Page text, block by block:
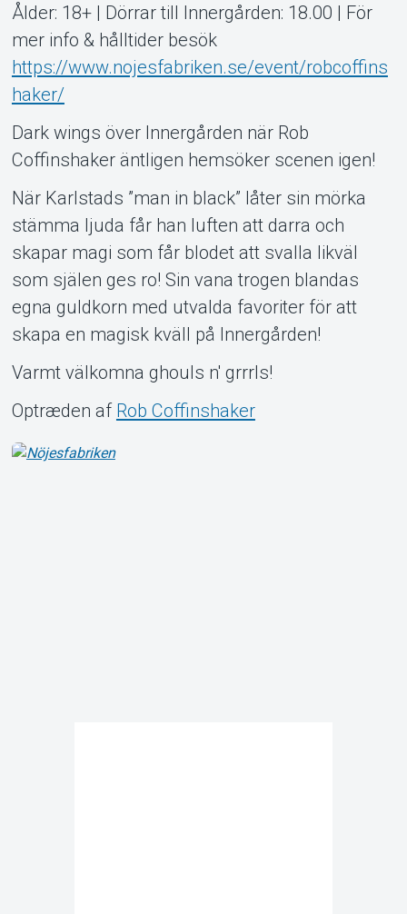
Support
Om Tickster
Ålder: 18+ | Dörrar till Innergården: 18.00 | För
mer info & hålltider besök
https://www.nojesfabriken.se/event/robcoffins
haker/
Dark wings över Innergården när Rob
Coffinshaker äntligen hemsöker scenen igen!
När Karlstads ”man in black” låter sin mörka
stämma ljuda får han luften att darra och
skapar magi som får blodet att svalla likväl
som själen ges ro! Sin vana trogen blandas
egna guldkorn med utvalda favoriter för att
skapa en magisk kväll på Innergården!
Varmt välkomna ghouls n' grrrls!
Optræden af Rob Coffinshaker